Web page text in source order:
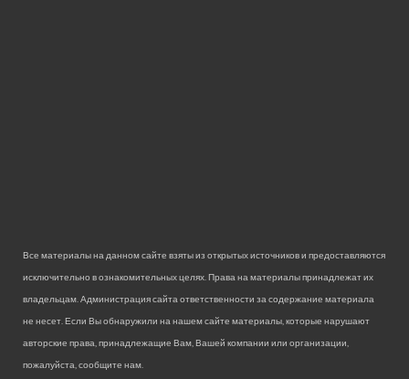
Все материалы на данном сайте взяты из открытых источников и предоставляются
исключительно в ознакомительных целях. Права на материалы принадлежат их
владельцам. Администрация сайта ответственности за содержание материала
не несет. Если Вы обнаружили на нашем сайте материалы, которые нарушают
авторские права, принадлежащие Вам, Вашей компании или организации,
пожалуйста, сообщите нам.